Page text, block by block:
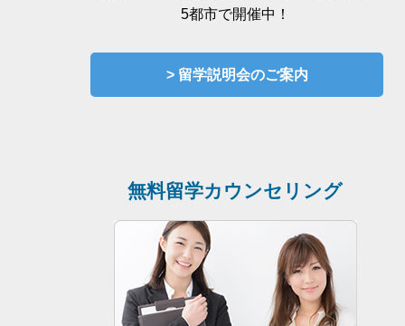
5都市で開催中！
> 留学説明会のご案内
無料留学カウンセリング